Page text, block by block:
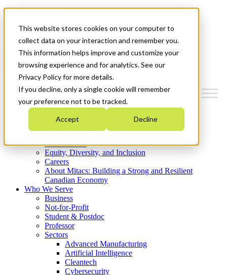
This website stores cookies on your computer to
collect data on your interaction and remember you.
This information helps improve and customize your
browsing experience and for analytics. See our
Privacy Policy for more details.
If you decline, only a single cookie will remember
your preference not to be tracked.
Accept Decline
News & Events
Get Started
Menu
Who We Are
Strategic Plan 2026-2030
What We Do
Equity, Diversity, and Inclusion
Careers
About Mitacs: Building a Strong and Resilient
Canadian Economy
Who We Serve
Business
Not-for-Profit
Student & Postdoc
Professor
Sectors
Advanced Manufacturing
Artificial Intelligence
Cleantech
Cybersecurity